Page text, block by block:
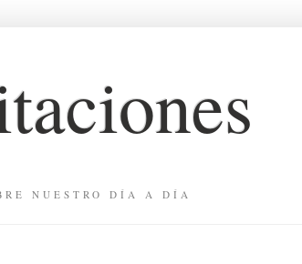
NUESTRO DÍA A DÍA